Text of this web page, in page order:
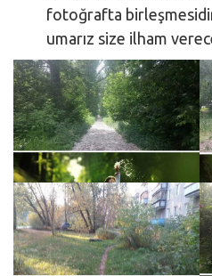
fotoğrafta
umarız size ilham